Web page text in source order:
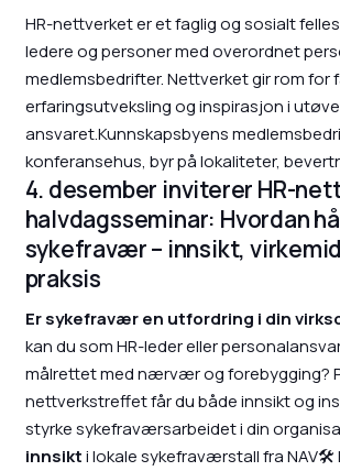
HR-nettverket er et faglig og sosialt
ledere og personer med overordnet
medlemsbedrifter. Nettverket gir rom for
erfaringsutveksling og inspirasjon i
ansvaret.Kunnskapsbyens
konferansehus, byr på lokaliteter,
4. desember inviterer HR-
halvdagsseminar: Hvordan
sykefravær – innsikt,
praksis
Er sykefravær en utfordring i din
kan du som HR-leder eller
målrettet med nærvær og forebygging?
nettverkstreffet får du både innsikt og
styrke sykefraværsarbeidet i din
innsikti lokale sykefraværstall fra